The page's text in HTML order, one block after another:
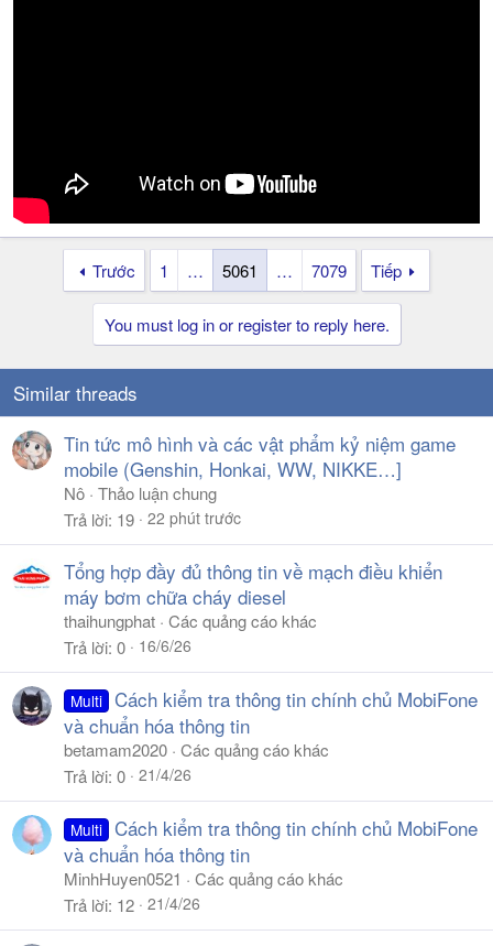
Trước 1 … 5061 … 7079 Tiếp
You must log in or register to reply here.
Similar threads
Tin tức mô hình và các vật phẩm kỷ niệm game
mobile (Genshin, Honkai, WW, NIKKE…]
Nô Thảo luận chung
Trả lời 19 22 phút trước
Tổng hợp đầy đủ thông tin về mạch điều khiển
máy bơm chữa cháy diesel
thaihungphat Các quảng cáo khác
Trả lời 0 16/6/26
Multi Cách kiểm tra thông tin chính chủ MobiFone
và chuẩn hóa thông tin
betamam2020 Các quảng cáo khác
Trả lời 0 21/4/26
Multi Cách kiểm tra thông tin chính chủ MobiFone
và chuẩn hóa thông tin
MinhHuyen0521
Các quảng cáo khác
Trả lời 12 21/4/26